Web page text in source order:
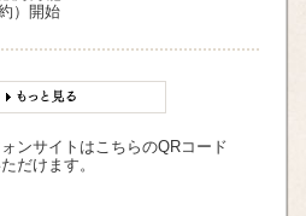
）開始
ンサイトはこちらのQRコード
だけます。